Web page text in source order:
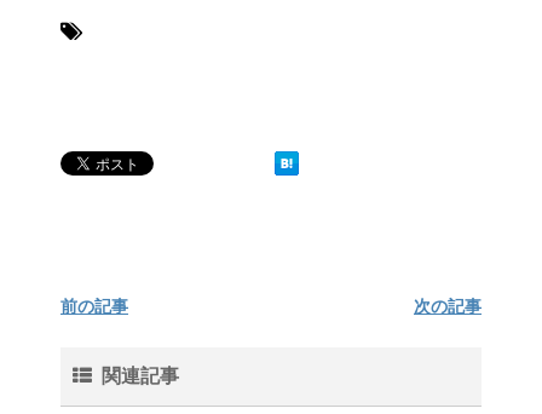
前の記事 次の記事
関連記事